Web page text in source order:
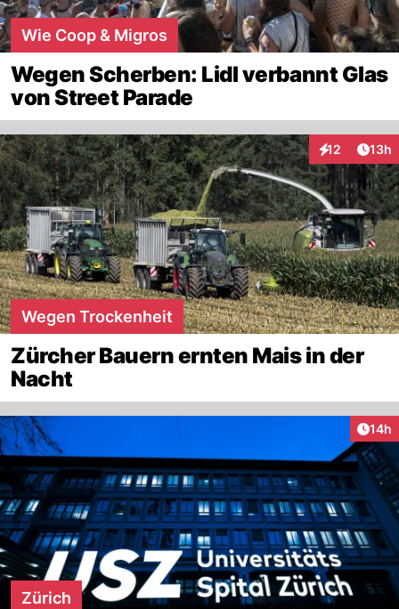
Wie Coop & Migros
Wegen Scherben: Lidl verbannt Glas
von Street Parade
12
Interaktionen
13h
Wegen Trockenheit
Zürcher Bauern ernten Mais in der
Nacht
14h
Zürich